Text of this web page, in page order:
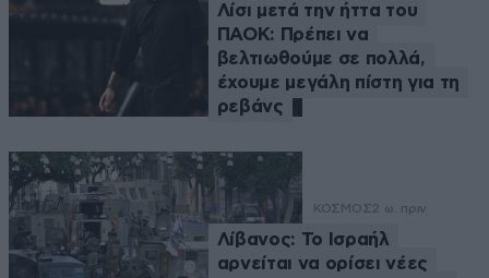
Λίσι μετά την ήττα του
ΠΑΟΚ: Πρέπει να
βελτιωθούμε σε πολλά,
έχουμε μεγάλη πίστη για τη
ρεβάνς
ΚΟΣΜΟΣ2 ω. πριν
Λίβανος: Το Ισραήλ
αρνείται να ορίσει νέες